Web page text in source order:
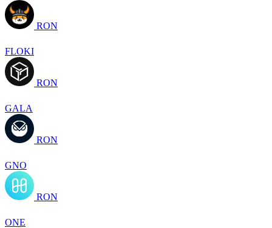
RON
FLOKI
RON
GALA
RON
GNO
RON
ONE